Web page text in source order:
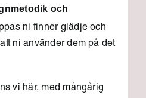
och
ni finner glädje och
ni använder dem på det
vi här, med mångårig